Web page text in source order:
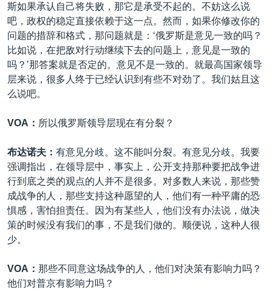
斯如果承认自己将失败，那它是承受不起的。不妨这么说
吧，政权的稳定直接依赖于这一点。然而，如果你修改你的
问题的措辞和格式，那问题就是：‘俄罗斯是意见一致的吗？
比如说，在把敌对行动继续下去的问题上，意见是一致的
吗？’那答案就是否定的。意见不是一致的。就最高国家领导
层来说，很多人终于已经认识到有些不对劲了。我们姑且这
么说吧。
VOA： 所以俄罗斯领导层现在有分裂？
布达诺夫： 有意见分歧。这不能叫分裂。有意见分歧。我要
强调指出，在领导层中，事实上，公开支持那种要把战争进
行到底之类的观点的人并不是很多。对多数人来说，那些赞
成战争的人，那些支持这种愿望的人，他们有一种平庸的恐
惧感，害怕担责任。因为有某些人，他们没有办法说，做决
策的时候没有我们的事，不是我们做的。顺便说，这种人很
少。
VOA： 那些不同意这场战争的人，他们对决策有影响力吗？
他们对普京有影响力吗？